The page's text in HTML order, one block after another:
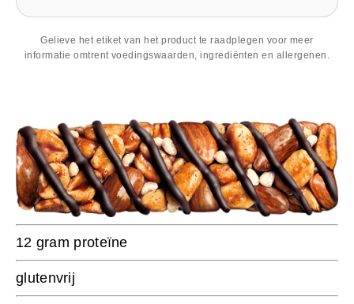
Gelieve het etiket van het product te raadplegen voor meer
informatie omtrent voedingswaarden, ingrediënten en allergenen.
12 gram proteïne
glutenvrij